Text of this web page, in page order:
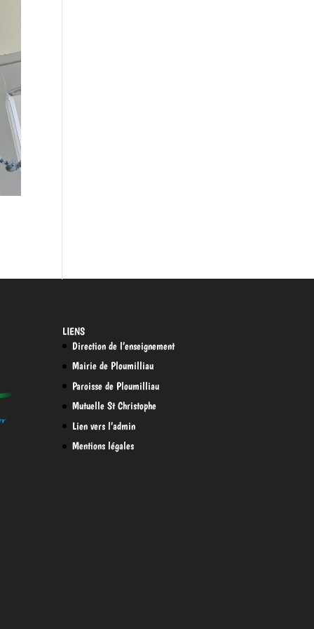
LIENS
Direction de l’enseignement
Mairie de Ploumilliau
Paroisse de Ploumilliau
Mutuelle St Christophe
Lien vers l’admin
Mentions légales